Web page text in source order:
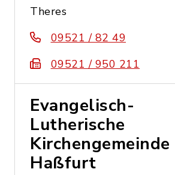
Theres
09521 / 82 49
09521 / 950 211
Evangelisch-
Lutherische
Kirchengemeinde
Haßfurt